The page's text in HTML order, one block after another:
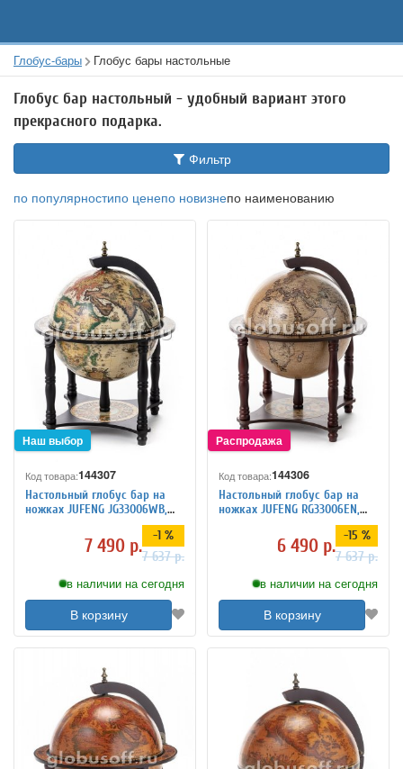
Глобус-бары Глобус бары настольные
Глобус бар настольный - удобный вариант этого
прекрасного подарка.
Фильтр
по популярностипо ценепо новизнепо наименованию
Код товара:144307
Настольный глобус бар на
ножках JUFENG JG33006WB,
7 490 р. -1 %
7 637 р.
в наличии на сегодня
В корзину
Код товара:144306
Настольный глобус бар на
ножках JUFENG RG33006EN,
6 490 р. -15 %
7 637 р.
в наличии на сегодня
В корзину